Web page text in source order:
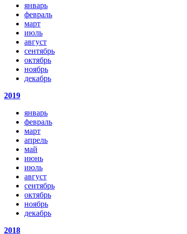
январь
февраль
март
июль
август
сентябрь
октябрь
ноябрь
декабрь
2019
январь
февраль
март
апрель
май
июнь
июль
август
сентябрь
октябрь
ноябрь
декабрь
2018